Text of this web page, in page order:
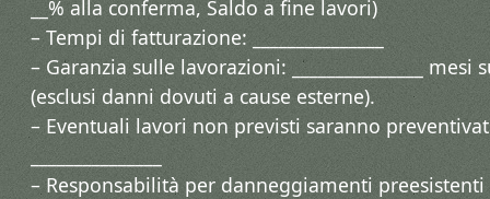
__% alla conferma, Saldo a fine lavori)
– Tempi di fatturazione: _______________
– Garanzia sulle lavorazioni: _______________
(esclusi danni dovuti a cause esterne).
– Eventuali lavori non previsti saranno
_______________
– Responsabilità per danneggiamenti